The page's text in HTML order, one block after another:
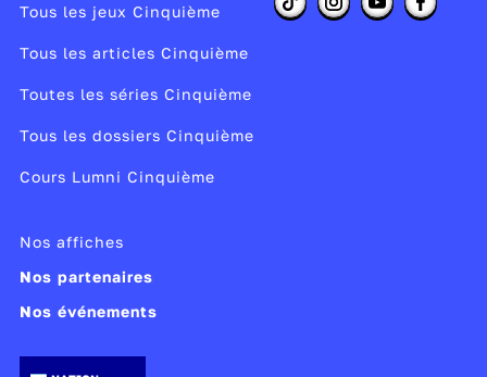
Tous les jeux Cinquième
Tous les articles Cinquième
Toutes les séries Cinquième
Tous les dossiers Cinquième
Cours Lumni Cinquième
Nos affiches
Nos partenaires
Nos événements